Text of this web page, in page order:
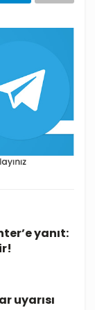
yanıt:
uyarısı